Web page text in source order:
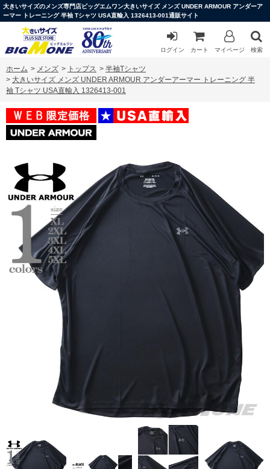
大きいサイズのメンズ専門店ビッグエムワン大きいサイズ メンズ UNDER ARMOUR アンダーア
ーマー トレーニング 半袖 Tシャツ USA直輸入 1326413-001通販サイト
ログイン カート マイページ 検索
ホーム > メンズ > トップス > 半袖Tシャツ
> 大きいサイズ メンズ UNDER ARMOUR アンダーアーマー トレーニング 半
袖 Tシャツ USA直輸入 1326413-001